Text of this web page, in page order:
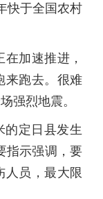
快于全国农村
加速推进，
来跑去。很难
强烈地震。
定日县发生
指示强调，要
人员，最大限